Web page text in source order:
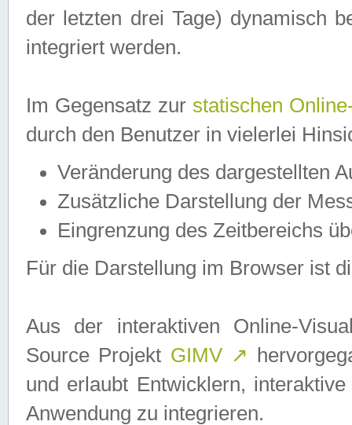
der letzten drei Tage) dynamisch
integriert werden.
Im Gegensatz zur statischen
durch den Benutzer in vielerlei
Veränderung des dargestellten
Zusätzliche Darstellung der
Eingrenzung des Zeitbereichs
Für die Darstellung im Browser ist
Aus der interaktiven Online-
Source Projekt GIMV ↗
und erlaubt Entwicklern,
Anwendung zu integrieren.